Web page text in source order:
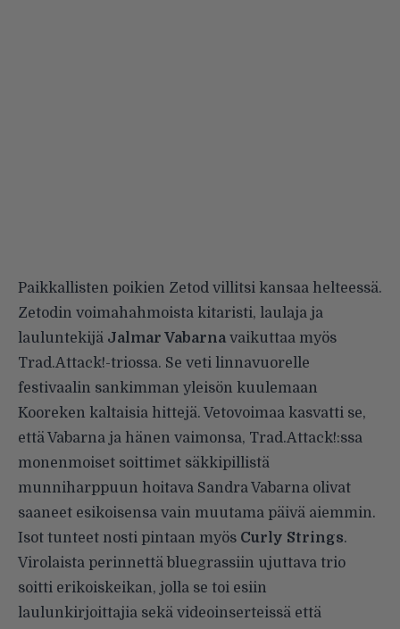
Paikkallisten poikien Zetod villitsi kansaa helteessä.
Zetodin voimahahmoista kitaristi, laulaja ja
lauluntekijä Jalmar Vabarnavaikuttaa myös
Trad.Attack!-triossa. Se veti linnavuorelle
festivaalin sankimman yleisön kuulemaan
Kooreken kaltaisia hittejä. Vetovoimaa kasvatti se,
että Vabarna ja hänen vaimonsa, Trad.Attack!:ssa
monenmoiset soittimet säkkipillistä
munniharppuun hoitava Sandra Vabarna olivat
saaneet esikoisensa vain muutama päivä aiemmin.
Isot tunteet nosti pintaan myös Curly Strings.
Virolaista perinnettä bluegrassiin ujuttava trio
soitti erikoiskeikan, jolla se toi esiin
laulunkirjoittajia sekä videoinserteissä että